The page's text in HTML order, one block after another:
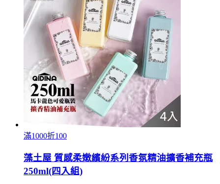
滿1000折100
藻土屋 質感柔嫩繽紛系列香氛精油擴香補充瓶
250ml(四入組)